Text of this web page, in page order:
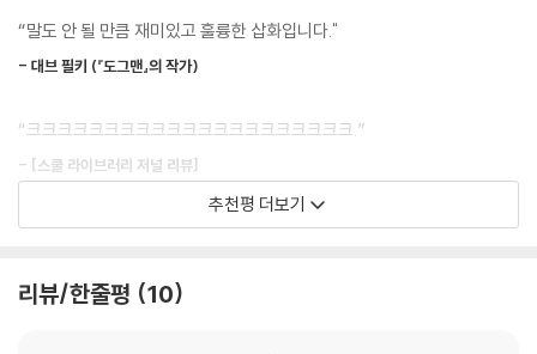
(라이브 카툰쇼 참조 영상 https://youtu.be/ZR_aKa0aNAM)
다. 우주로 날아간 고양이와 친구들의 기나긴 여정을 위해 설정한 세계관
과 각자의 독특한 캐릭터가 돋보이는 작품입니다. 그림책 작업을 주로 했
데니스, 얼음 나라에 사는 거대한 몸에 따뜻한 마음을 지닌 거인, 하모니만
“말도 안 될 만큼 재미있고 훌륭한 삽화입니다."
- 대브 필키 (『도그맨』의 작가)
“크크크크크크크크크크크크크크크크크크크크크.”
- [스쿨 라이브러리 저널 리뷰]
“꽉 차고 선명한 색상이면서 한편 느슨한 만화 스타일은 바넷의 자유분방
합니다.”
추천평 더보기
리뷰/한줄평 10